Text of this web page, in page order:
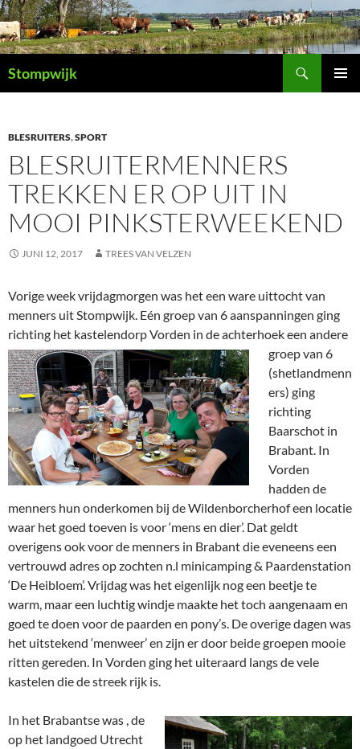
Ga
naar
de
inhoud
Stompwijk
BLESRUITERS,SPORT
BLESRUITERMENNERS
TREKKEN ER OP UIT IN
MOOI PINKSTERWEEKEND
JUNI 12, 2017 TREES VAN VELZEN
Vorige week vrijdagmorgen was het een ware uittocht van
menners uit Stompwijk. Eén groep van 6 aanspanningen ging
richting het kastelendorp Vorden in de achterhoek een andere
groep van 6
(shetlandmenn
ers) ging
richting
Baarschot in
Brabant. In
Vorden
hadden de
menners hun onderkomen bij de Wildenborcherhof een locatie
waar het goed toeven is voor ‘mens en dier’. Dat geldt
overigens ook voor de menners in Brabant die eveneens een
vertrouwd adres op zochten n.l minicamping & Paardenstation
‘De Heibloem’. Vrijdag was het eigenlijk nog een beetje te
warm, maar een luchtig windje maakte het toch aangenaam en
goed te doen voor de paarden en pony’s. De overige dagen was
het uitstekend ‘menweer’ en zijn er door beide groepen mooie
ritten gereden. In Vorden ging het uiteraard langs de vele
kastelen die de streek rijk is.
In het Brabantse was , de
op het landgoed Utrecht